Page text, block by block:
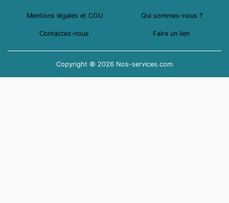
Mentions légales et CGU Qui sommes-nous ?
Contactez-nous Faire un lien
Copyright © 2026 Nos-services.com